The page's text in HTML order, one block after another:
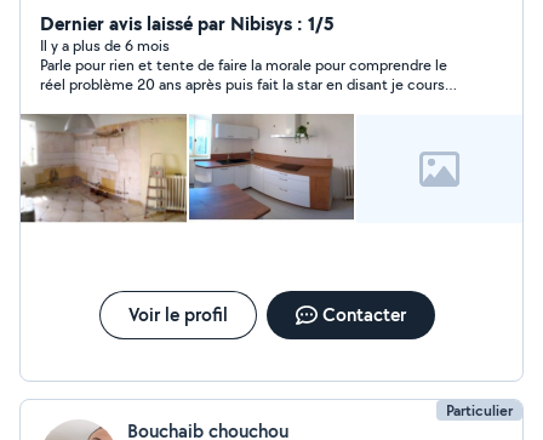
Dernier avis laissé par Nibisys : 1/5
Il y a plus de 6 mois
Parle pour rien et tente de faire la morale pour comprendre le
réel problème 20 ans après puis fait la star en disant je cours
Voir le profil Contacter
Particulier
Bouchaib chouchou